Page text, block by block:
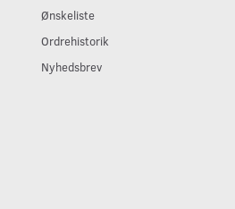
Ønskeliste
Ordrehistorik
Nyhedsbrev